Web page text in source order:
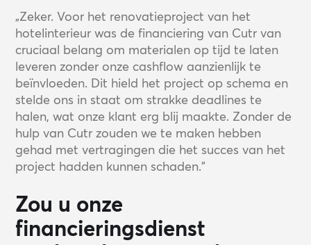
„Zeker. Voor het renovatieproject van het
hotelinterieur was de financiering van Cutr van
cruciaal belang om materialen op tijd te laten
leveren zonder onze cashflow aanzienlijk te
beïnvloeden. Dit hield het project op schema en
stelde ons in staat om strakke deadlines te
halen, wat onze klant erg blij maakte. Zonder de
hulp van Cutr zouden we te maken hebben
gehad met vertragingen die het succes van het
project hadden kunnen schaden.”
Zou u onze
financieringsdienst